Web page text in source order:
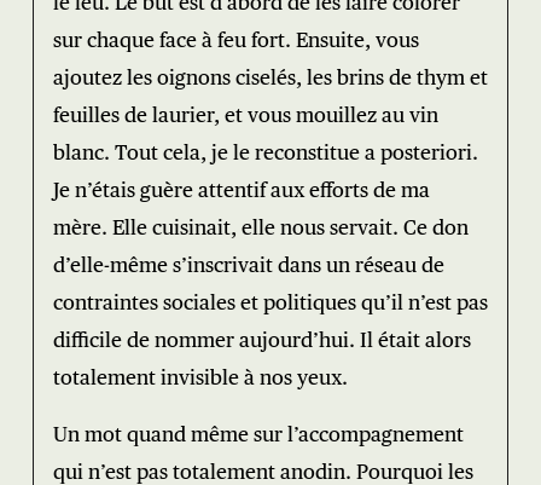
sur chaque face à feu fort. Ensuite, vous
ajoutez les oignons ciselés, les brins de thym et
feuilles de laurier, et vous mouillez au vin
blanc. Tout cela, je le reconstitue a posteriori.
Je n’étais guère attentif aux efforts de ma
mère. Elle cuisinait, elle nous servait. Ce don
d’elle-même s’inscrivait dans un réseau de
contraintes sociales et politiques qu’il n’est pas
difficile de nommer aujourd’hui. Il était alors
totalement invisible à nos yeux.
Un mot quand même sur l’accompagnement
qui n’est pas totalement anodin. Pourquoi les